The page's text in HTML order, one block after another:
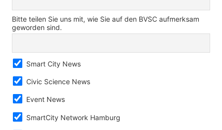
Bitte teilen Sie uns mit, wie Sie auf den BVSC aufmerksam
geworden sind.
Smart City News
Civic Science News
Event News
SmartCity Network Hamburg